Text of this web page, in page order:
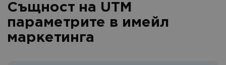
Същност на UTM
параметрите в имейл
маркетинга